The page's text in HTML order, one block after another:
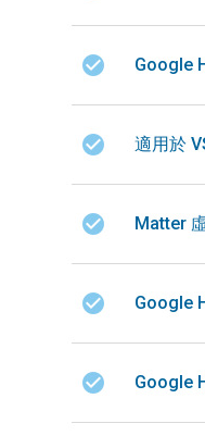
check_circle Google
check_circle 適用於
check_circle Matter
check_circle Google
check_circle Google